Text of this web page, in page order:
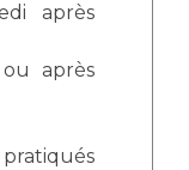
d'Infectiologie
après
après
pratiqués